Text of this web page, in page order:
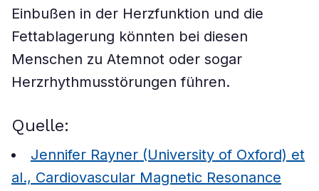
Einbußen in der Herzfunktion und die
Fettablagerung könnten bei diesen
Menschen zu Atemnot oder sogar
Herzrhythmusstörungen führen.
Quelle:
Jennifer Rayner (University of Oxford) et
al., Cardiovascular Magnetic Resonance